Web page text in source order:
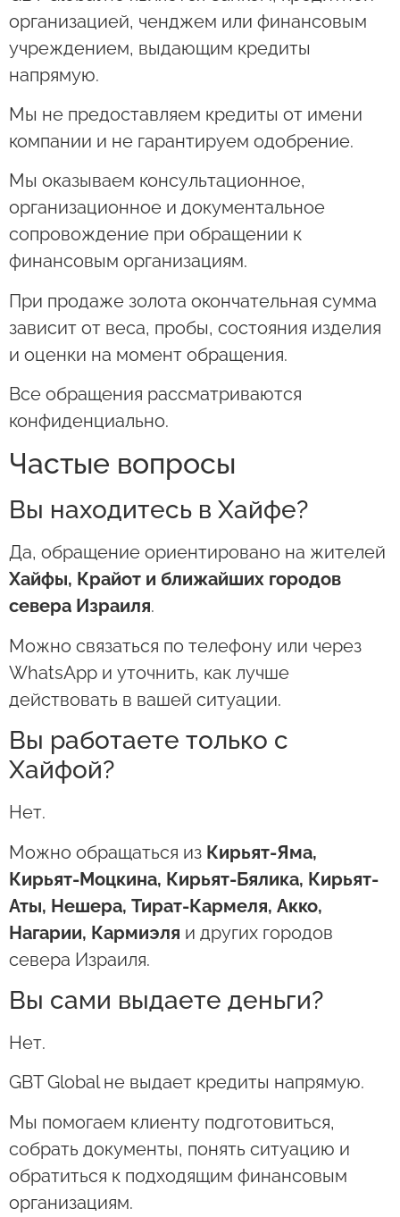
организацией, ченджем или финансовым
учреждением, выдающим кредиты
напрямую.
Мы не предоставляем кредиты от имени
компании и не гарантируем одобрение.
Мы оказываем консультационное,
организационное и документальное
сопровождение при обращении к
финансовым организациям.
При продаже золота окончательная сумма
зависит от веса, пробы, состояния изделия
и оценки на момент обращения.
Все обращения рассматриваются
конфиденциально.
Частые вопросы
Вы находитесь в Хайфе?
Да, обращение ориентировано на жителей
Хайфы, Крайот и ближайших городов
севера Израиля.
Можно связаться по телефону или через
WhatsApp и уточнить, как лучше
действовать в вашей ситуации.
Вы работаете только с
Хайфой?
Нет.
Можно обращаться из Кирьят-Яма,
Кирьят-Моцкина, Кирьят-Бялика, Кирьят-
Аты, Нешера, Тират-Кармеля, Акко,
Нагарии, Кармиэля и других городов
севера Израиля.
Вы сами выдаете деньги?
Нет.
GBT Global не выдает кредиты напрямую.
Мы помогаем клиенту подготовиться,
собрать документы, понять ситуацию и
обратиться к подходящим финансовым
организациям.